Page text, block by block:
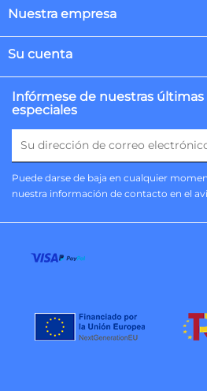
Nuestra empresa
Su cuenta
Infórmese de nuestras
especiales
Puede darse de baja en cualquier
nuestra información de contacto en el